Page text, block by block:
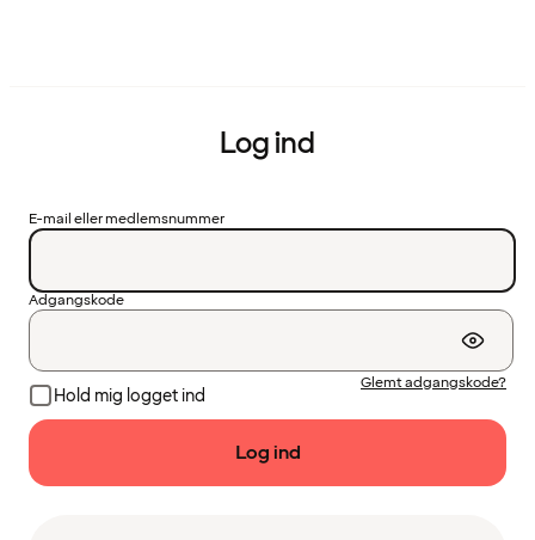
Log ind
E-mail eller medlemsnummer
Adgangskode
Hold mig logget ind
Glemt adgangskode?
Log ind